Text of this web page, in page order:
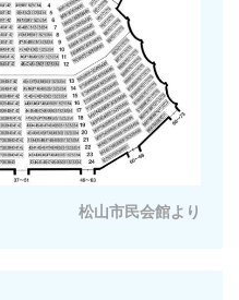
松山市民会館より